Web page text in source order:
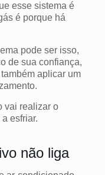
esse sistema é
é porque há
pode ser isso,
de sua confiança,
aplicar um
vai realizar o
esfriar.
não liga